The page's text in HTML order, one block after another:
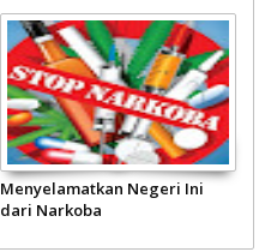
Menyelamatkan Negeri Ini
dari Narkoba